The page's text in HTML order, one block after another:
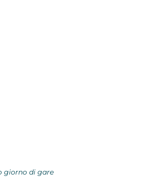
giorno di gare